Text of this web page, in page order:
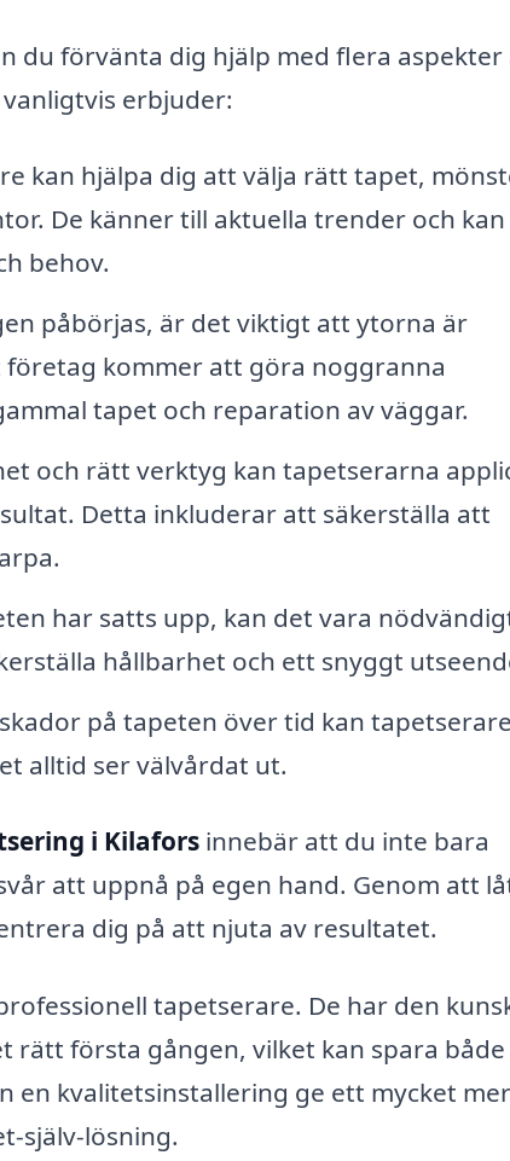
du förvänta dig hjälp med flera aspekter
erbjuder:
kan hjälpa dig att välja rätt tapet,
De känner till aktuella trender och kan
behov.
påbörjas, är det viktigt att ytorna är
kommer att göra noggranna
tapet och reparation av väggar.
och rätt verktyg kan tapetserarna
Detta inkluderar att säkerställa att
har satts upp, kan det vara
hållbarhet och ett snyggt
på tapeten över tid kan tapetserare
alltid ser välvårdat ut.
i Kilafors innebär att du inte bara
att uppnå på egen hand. Genom att
dig på att njuta av resultatet.
tapetserare. De har den
första gången, vilket kan spara
en kvalitetsinstallering ge ett mycket mer
själv-lösning.